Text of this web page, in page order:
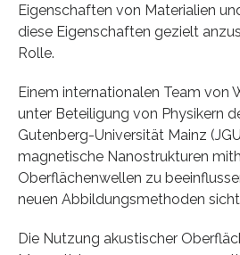
Eigenschaften von Materialien
diese Eigenschaften gezielt
Rolle.
Einem internationalen Team von
unter Beteiligung von Physikern
Gutenberg-Universität Mainz
magnetische Nanostrukturen
Oberflächenwellen zu
neuen Abbildungsmethoden
Die Nutzung akustischer